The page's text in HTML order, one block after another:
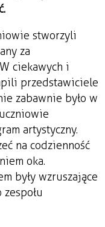
stworzyli
za
ciekawych i
przedstawiciele
zabawnie było w
artystyczny.
na codzienność
oka.
były wzruszające